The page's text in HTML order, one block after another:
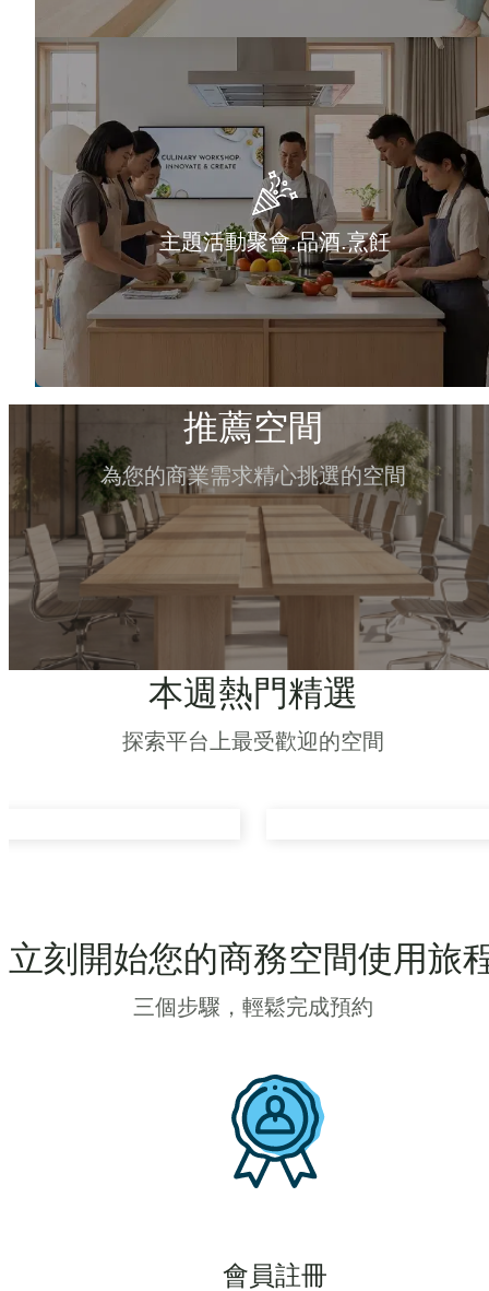
主題活動聚會.品酒.烹飪
推薦空間
為您的商業需求精心挑選的空間
本週熱門精選
探索平台上最受歡迎的空間
立刻開始您的商務空間使用旅
三個步驟，輕鬆完成預約
會員註冊